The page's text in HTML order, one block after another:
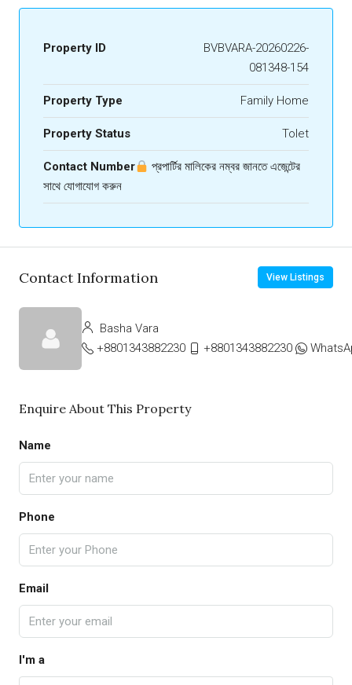
Property ID
BVBVARA-20260226-
081348-154
Property Type Family Home
Property Status Tolet
Contact Number
প্রপার্টির মালিকের নম্বর জানতে এজেন্টের
সাথে যোগাযোগ করুন
Contact Information View Listings
Basha Vara
+8801343882230
+8801343882230
Enquire About This Property
Name
Phone
Email
I'm a